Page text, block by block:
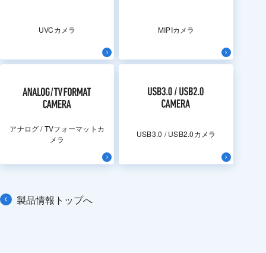
UVCカメラ MIPIカメラ
アナログ / TVフォーマットカ
メラ
USB3.0 / USB2.0カメラ
製品情報トップへ